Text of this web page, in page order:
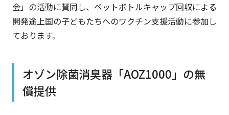
会」の活動に賛同し、ペットボトルキャップ回収による
開発途上国の子どもたちへのワクチン支援活動に参加し
ております。
オゾン除菌消臭器「AOZ1000」の無
償提供